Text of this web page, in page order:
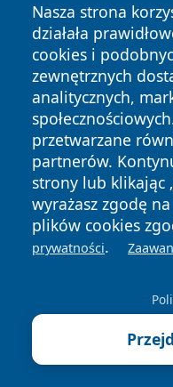
Nasza strona
działała
cookies i
zewnętrznych
analitycznych,
przetwarzane
partnerów.
strony lub klikając
wyrażasz zgodę
plików cookies
prywatności.
Copyright © 2026
zastrzeżone.
News Autorzy